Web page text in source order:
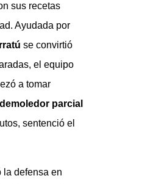
sus recetas
Ayudada por
se convirtió
el equipo
a tomar
demoledor parcial
sentenció el
la defensa en